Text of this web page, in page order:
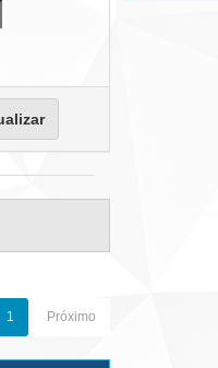
1 Próximo